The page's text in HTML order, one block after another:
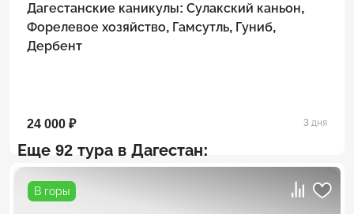
Дагестанские каникулы: Сулакский каньон,
Форелевое хозяйство, Гамсутль, Гуниб,
Дербент
24 000 ₽ 3 дня
Еще 92 тура в Дагестан:
В горы